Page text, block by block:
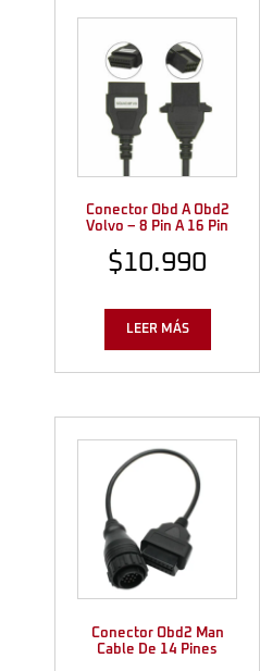
Conector Obd A Obd2
Volvo – 8 Pin A 16 Pin
$10.990
LEER MÁS
Conector Obd2 Man
Cable De 14 Pines